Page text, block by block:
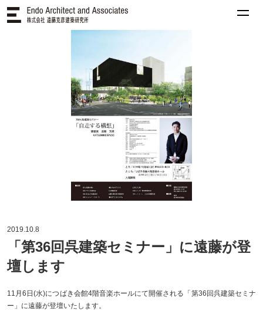
2019.10.8
「第36回呉建築セミナー」に遠藤が登
壇します
11月6日(水)につばき会館4階音楽ホールにて開催される「第36回呉建築セミナ
ー」に遠藤が登壇いたします。